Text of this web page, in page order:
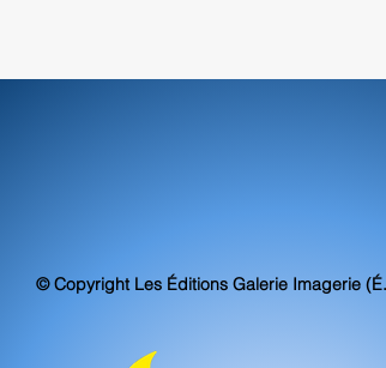
© Copyright Les Éditions Galerie Imagerie